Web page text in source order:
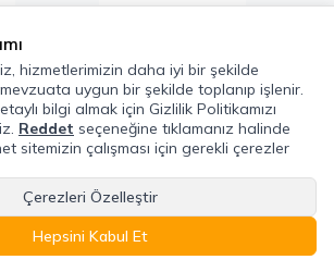
Endüstri Elektrik Elektronik San. Tic. Şti. Tüm hakları
TicaretSistemleriyle Hazırlanmıştır.
hizmetlerimizin daha iyi bir şekilde
uygun bir şekilde toplanıp işlenir.
bilgi almak için Gizlilik Politikamızı
Reddet seçeneğine tıklamanız halinde
sitemizin çalışması için gerekli çerezler
Çerezleri Özelleştir
Hepsini Kabul Et
Sepet Hesabım Kategoriler